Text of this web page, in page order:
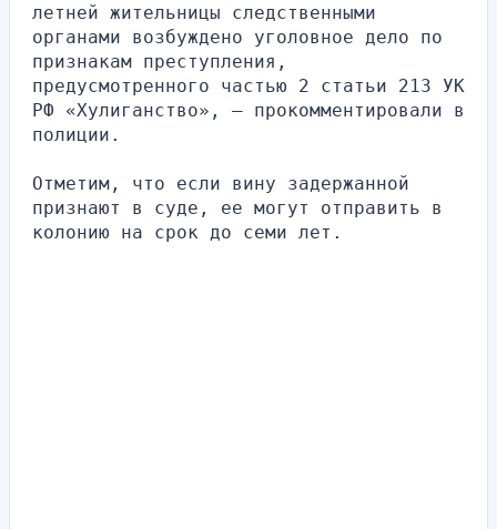
летней жительницы следственными
органами возбуждено уголовное дело по
признакам преступления,
предусмотренного частью 2 статьи 213 УК
РФ «Хулиганство», — прокомментировали в
полиции.
Отметим, что если вину задержанной
признают в суде, ее могут отправить в
колонию на срок до семи лет.